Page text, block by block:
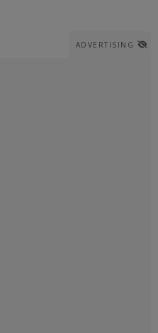
ADVERTISING